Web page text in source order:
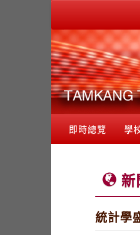
即時總覽 學
新
統計學